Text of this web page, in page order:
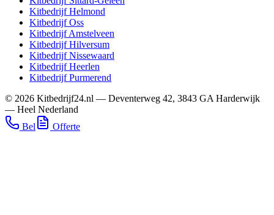
KitbedrijfHelmond
KitbedrijfOss
KitbedrijfAmstelveen
KitbedrijfHilversum
KitbedrijfNissewaard
KitbedrijfHeerlen
KitbedrijfPurmerend
© 2026 Kitbedrijf24.nl — Deventerweg 42, 3843 GA Harderwijk
— Heel Nederland
Bel
Offerte